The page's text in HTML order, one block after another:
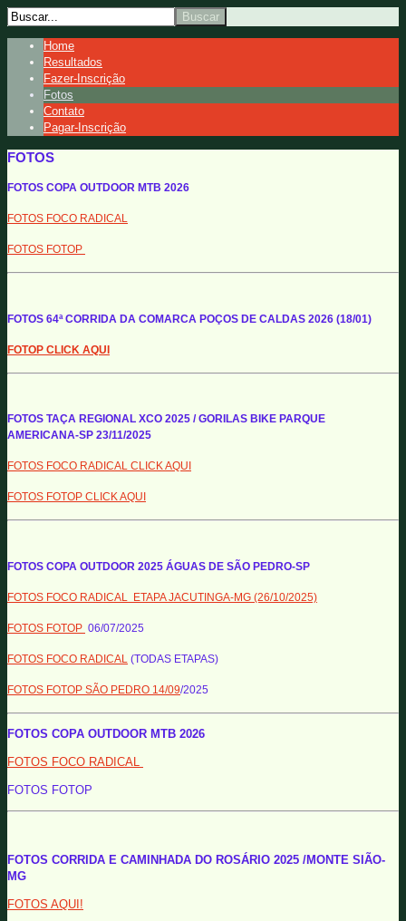
Home
Resultados
Fazer-Inscrição
Fotos
Contato
Pagar-Inscrição
FOTOS
FOTOS COPA OUTDOOR MTB 2026
FOTOS FOCO RADICAL
FOTOS FOTOP
FOTOS 64ª CORRIDA DA COMARCA POÇOS DE CALDAS 2026 (18/01)
FOTOP CLICK AQUI
FOTOS TAÇA REGIONAL XCO 2025 / GORILAS BIKE PARQUE
AMERICANA-SP 23/11/2025
FOTOS FOCO RADICAL CLICK AQUI
FOTOS FOTOP CLICK AQUI
FOTOS COPA OUTDOOR 2025 ÁGUAS DE SÃO PEDRO-SP
FOTOS FOCO RADICAL ETAPA JACUTINGA-MG (26/10/2025)
FOTOS FOTOP 06/07/2025
FOTOS FOCO RADICAL (TODAS ETAPAS)
FOTOS FOTOP SÃO PEDRO 14/09/2025
FOTOS COPA OUTDOOR MTB 2026
FOTOS FOCO RADICAL
FOTOS FOTOP
FOTOS CORRIDA E CAMINHADA DO ROSÁRIO 2025 /MONTE SIÃO-
MG
FOTOS AQUI!